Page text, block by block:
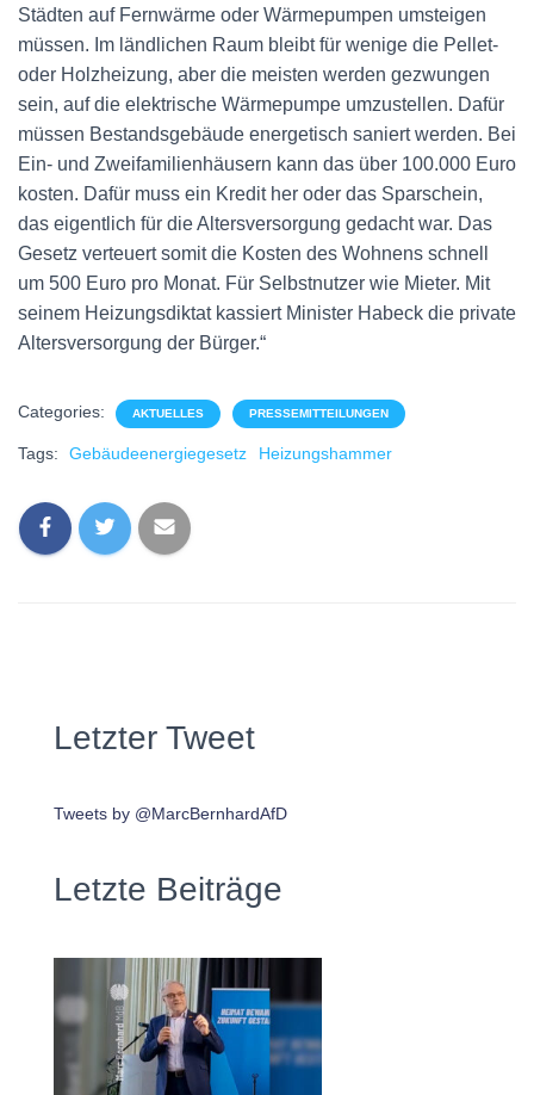
Städten auf Fernwärme oder Wärmepumpen umsteigen
müssen. Im ländlichen Raum bleibt für wenige die Pellet-
oder Holzheizung, aber die meisten werden gezwungen
sein, auf die elektrische Wärmepumpe umzustellen. Dafür
müssen Bestandsgebäude energetisch saniert werden. Bei
Ein- und Zweifamilienhäusern kann das über 100.000 Euro
kosten. Dafür muss ein Kredit her oder das Sparschein,
das eigentlich für die Altersversorgung gedacht war. Das
Gesetz verteuert somit die Kosten des Wohnens schnell
um 500 Euro pro Monat. Für Selbstnutzer wie Mieter. Mit
seinem Heizungsdiktat kassiert Minister Habeck die private
Altersversorgung der Bürger.“
Categories: AKTUELLES PRESSEMITTEILUNGEN
Tags: Gebäudeenergiegesetz Heizungshammer
Letzter Tweet
Tweets by @MarcBernhardAfD
Letzte Beiträge